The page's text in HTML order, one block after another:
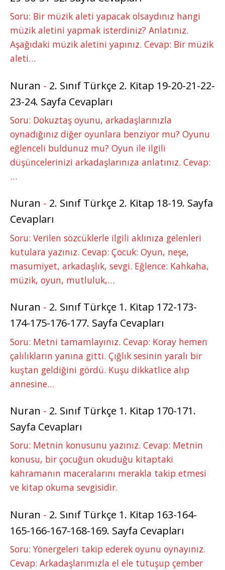
Soru: Bir müzik aleti yapacak olsaydınız hangi
müzik aletini yapmak isterdiniz? Anlatınız.
Aşağıdaki müzik aletini yapınız. Cevap: Bir müzik
aleti…
Nuran - 2. Sınıf Türkçe 2. Kitap 19-20-21-22-
23-24. Sayfa Cevapları
Soru: Dokuztaş oyunu, arkadaşlarınızla
oynadığınız diğer oyunlara benziyor mu? Oyunu
eğlenceli buldunuz mu? Oyun ile ilgili
düşüncelerinizi arkadaşlarınıza anlatınız. Cevap:
…
Nuran - 2. Sınıf Türkçe 2. Kitap 18-19. Sayfa
Cevapları
Soru: Verilen sözcüklerle ilgili aklınıza gelenleri
kutulara yazınız. Cevap: Çocuk: Oyun, neşe,
masumiyet, arkadaşlık, sevgi. Eğlence: Kahkaha,
müzik, oyun, mutluluk,…
Nuran - 2. Sınıf Türkçe 1. Kitap 172-173-
174-175-176-177. Sayfa Cevapları
Soru: Metni tamamlayınız. Cevap: Koray hemen
çalılıkların yanına gitti. Çığlık sesinin yaralı bir
kuştan geldiğini gördü. Kuşu dikkatlice alıp
annesine…
Nuran - 2. Sınıf Türkçe 1. Kitap 170-171.
Sayfa Cevapları
Soru: Metnin konusunu yazınız. Cevap: Metnin
konusu, bir çocuğun okuduğu kitaptaki
kahramanın maceralarını merakla takip etmesi
ve kitap okuma sevgisidir.
Nuran - 2. Sınıf Türkçe 1. Kitap 163-164-
165-166-167-168-169. Sayfa Cevapları
Soru: Yönergeleri takip ederek oyunu oynayınız.
Cevap: Arkadaşlarımızla el ele tutuşup çember